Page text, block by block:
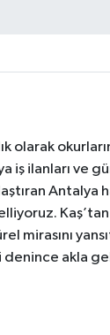
olarak
iş ilanları ve
Antalya
Kaş’tan
akla